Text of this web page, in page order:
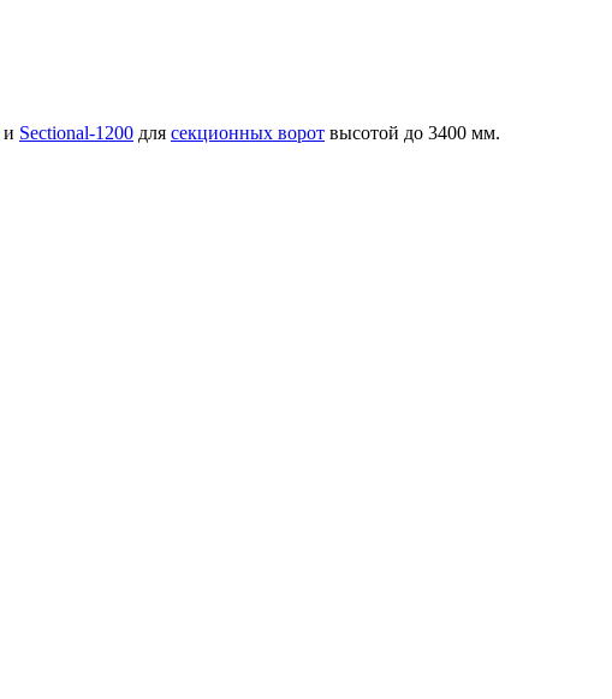
и Sectional-1200 для секционных ворот высотой до 3400 мм.